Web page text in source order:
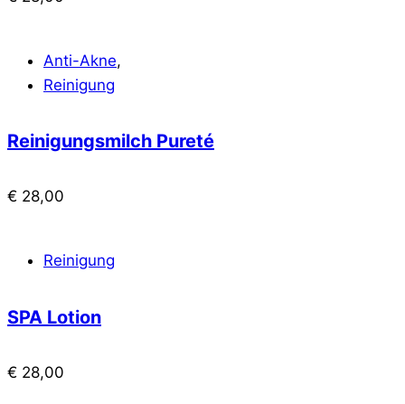
Anti-Akne,
Reinigung
Reinigungsmilch Pureté
€ 28,00
Reinigung
SPA Lotion
€ 28,00